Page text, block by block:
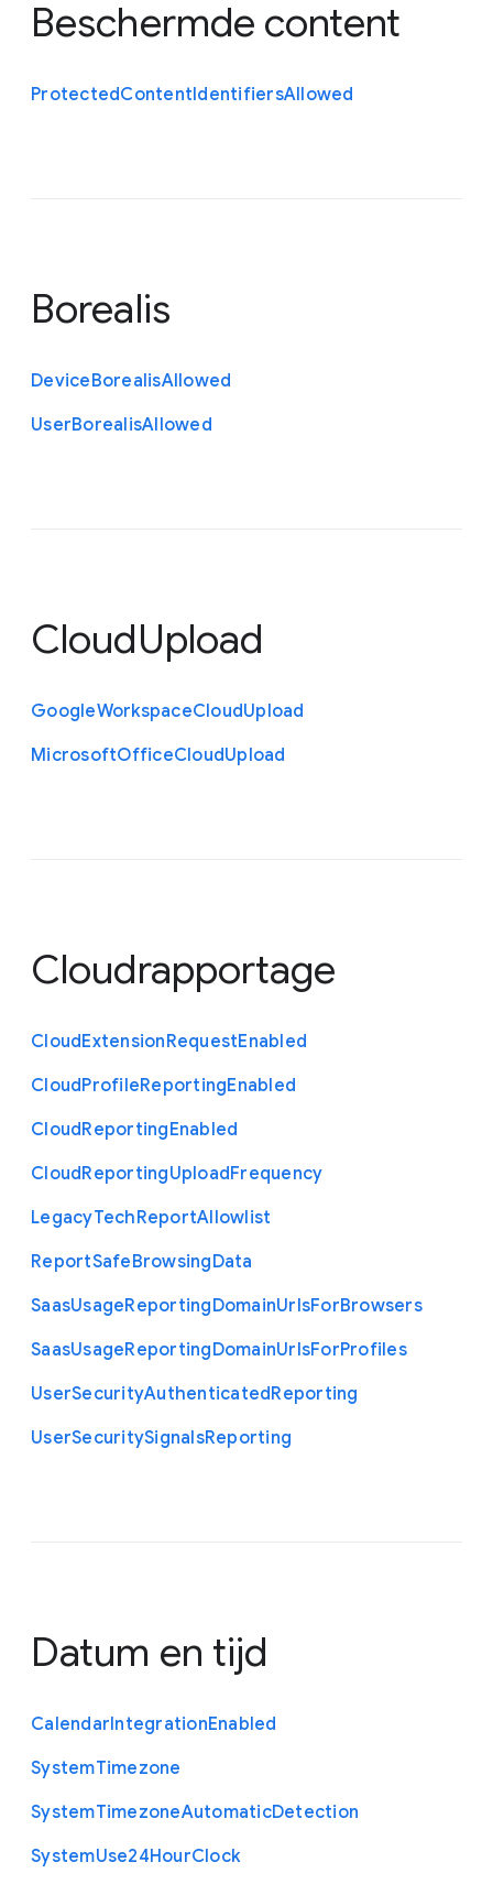
Beschermde content
ProtectedContentIdentifiersAllowed
Borealis
DeviceBorealisAllowed
UserBorealisAllowed
CloudUpload
GoogleWorkspaceCloudUpload
MicrosoftOfficeCloudUpload
Cloudrapportage
CloudExtensionRequestEnabled
CloudProfileReportingEnabled
CloudReportingEnabled
CloudReportingUploadFrequency
LegacyTechReportAllowlist
ReportSafeBrowsingData
SaasUsageReportingDomainUrlsForBrowsers
SaasUsageReportingDomainUrlsForProfiles
UserSecurityAuthenticatedReporting
UserSecuritySignalsReporting
Datum en tijd
CalendarIntegrationEnabled
SystemTimezone
SystemTimezoneAutomaticDetection
SystemUse24HourClock